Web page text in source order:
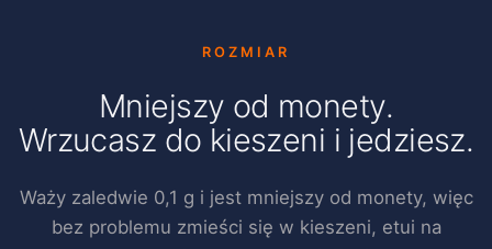
ROZMIAR
Mniejszy od monety.
Wrzucasz do kieszeni i jedziesz.
Waży zaledwie 0,1 g i jest mniejszy od monety, więc
bez problemu zmieści się w kieszeni, etui na